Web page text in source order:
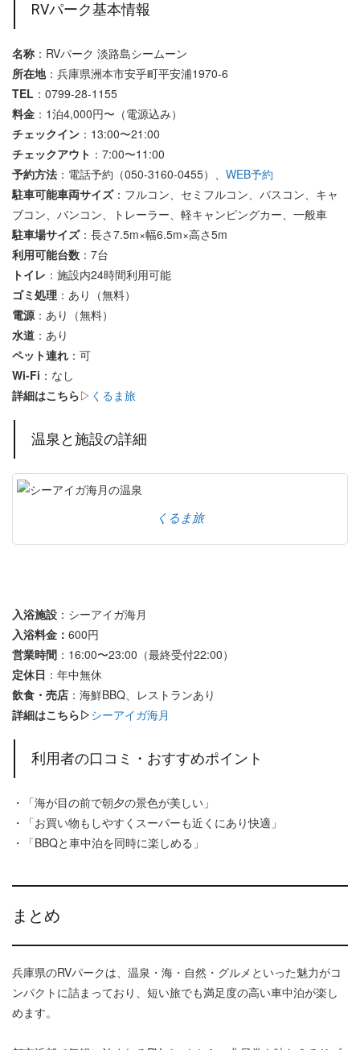
RVパーク基本情報
名称 ：RVパーク 淡路島シームーン
所在地：兵庫県洲本市安乎町平安浦1970-6
TEL ：0799-28-1155
料金 ：1泊4,000円〜（電源込み）
チェックイン ：13:00〜21:00
チェックアウト ：7:00〜11:00
予約方法 ：電話予約（050-3160-0455）、 WEB予約
駐車可能車両サイズ：フルコン、セミフルコン、バスコン、キャ
ブコン、バンコン、トレーラー、軽キャンピングカー、一般車
駐車場サイズ：長さ7.5m×幅6.5m×高さ5m
利用可能台数 ：7台
トイレ ：施設内24時間利用可能
ゴミ処理 ：あり（無料）
電源：あり（無料）
水道 ：あり
ペット連れ ：可
Wi-Fi ：なし
詳細はこちら▷ くるま旅
温泉と施設の詳細
くるま旅
入浴施設 ：シーアイガ海月
入浴料金： 600円
営業時間 ：16:00〜23:00（最終受付22:00）
定休日 ：年中無休
飲食・売店 ：海鮮BBQ、レストランあり
詳細はこちら▷シーアイガ海月
利用者の口コミ・おすすめポイント
・「海が目の前で朝夕の景色が美しい」
・「お買い物もしやすくスーパーも近くにあり快適」
・「BBQと車中泊を同時に楽しめる」
まとめ
兵庫県のRVパークは、温泉・海・自然・グルメといった魅力がコ
ンパクトに詰まっており、短い旅でも満足度の高い車中泊が楽し
めます。